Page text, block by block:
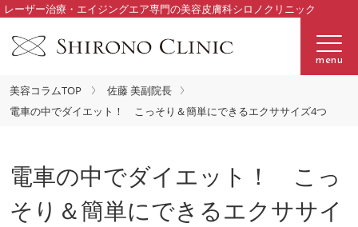
レーザー治療・エイジングエア専門の美容皮膚科シロノクリニック
menu
美容コラムTOP
佐藤 美副院長
電車の中でダイエット！ こっそり＆簡単にできるエクササイズ4つ
電車の中でダイエット！ こっ
そり＆簡単にできるエクササイ